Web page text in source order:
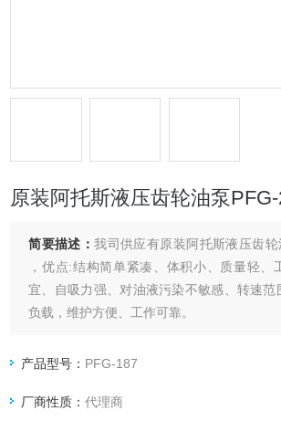
原装阿托斯液压齿轮油泵
简要描述：我司供应有原装阿托斯液压齿
，优点:结构简单紧凑、体积小、质量轻、
宜、自吸力强、对油液污染不敏感、转速范
负载，维护方便、工作可靠。
产品型号： PFG-187
厂商性质：代理商